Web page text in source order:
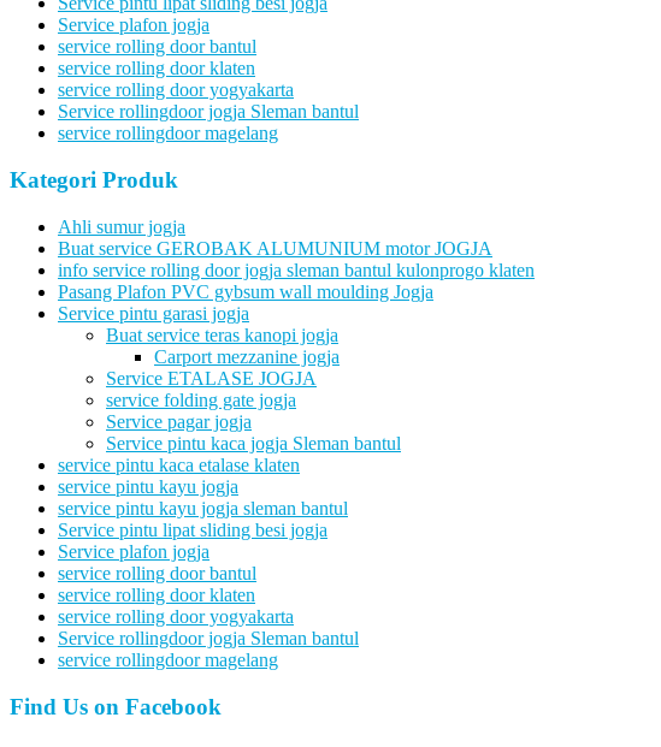
Service plafon jogja
service rolling door bantul
service rolling door klaten
service rolling door yogyakarta
Service rollingdoor jogja Sleman bantul
service rollingdoor magelang
Kategori Produk
Ahli sumur jogja
Buat service GEROBAK ALUMUNIUM motor JOGJA
info service rolling door jogja sleman bantul kulonprogo klaten
Pasang Plafon PVC gybsum wall moulding Jogja
Service pintu garasi jogja
Buat service teras kanopi jogja
Carport mezzanine jogja
Service ETALASE JOGJA
service folding gate jogja
Service pagar jogja
Service pintu kaca jogja Sleman bantul
service pintu kaca etalase klaten
service pintu kayu jogja
service pintu kayu jogja sleman bantul
Service pintu lipat sliding besi jogja
Service plafon jogja
service rolling door bantul
service rolling door klaten
service rolling door yogyakarta
Service rollingdoor jogja Sleman bantul
service rollingdoor magelang
Find Us on Facebook